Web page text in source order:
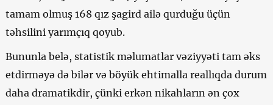
tamam olmuş 168 qız şagird ailə qurduğu üçün
təhsilini yarımçıq qoyub.
Bununla belə, statistik məlumatlar vəziyyəti tam əks
etdirməyə də bilər və böyük ehtimalla reallıqda durum
daha dramatikdir, çünki erkən nikahların ən çox